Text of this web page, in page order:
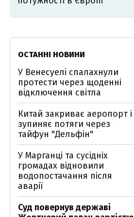
ОСТАННІ НОВИНИ
У Венесуелі спалахнули
протести через щоденні
відключення світла
Китай закриває аеропорт і
зупиняє потяги через
тайфун "Дельфін"
У Марганці та сусідніх
громадах відновили
водопостачання після
аварії
Суд повернув державі